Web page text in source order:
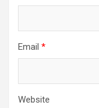
Email *
Website